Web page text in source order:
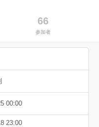
66
参加者
00:00
23:00